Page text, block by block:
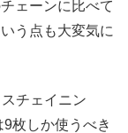
ェーンに比べて
う点も大変気に
チェイニン
枚しか使うべき